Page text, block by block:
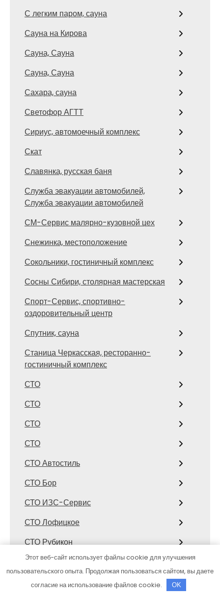
С легким паром, сауна
Сауна на Кирова
Сауна, Сауна
Сауна, Сауна
Сахара, сауна
Светофор АГТТ
Сириус, автомоечный комплекс
Скат
Славянка, русская баня
Служба эвакуации автомобилей,
Служба эвакуации автомобилей
СМ-Сервис малярно-кузовной цех
Снежинка, местоположение
Сокольники, гостиничный комплекс
Сосны Сибири, столярная мастерская
Спорт-Сервис, спортивно-
оздоровительный центр
Спутник, сауна
Станица Черкасская, ресторанно-
гостиничный комплекс
СТО
СТО
СТО
СТО
СТО Автостиль
СТО Бор
СТО ИЗС-Сервис
СТО Лофицкое
СТО Рубикон
СТО, СТО
СТО, СТО
Этот веб-сайт использует файлы cookie для улучшения
пользовательского опыта. Продолжая пользоваться сайтом, вы даете
согласие на использование файлов cookie.
OK